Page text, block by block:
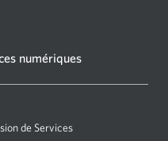
numériques
de Services